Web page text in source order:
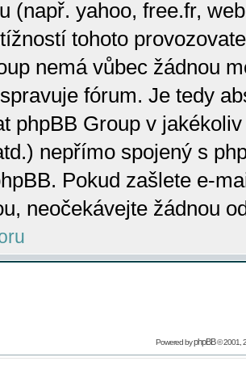
(např. yahoo, free.fr,
tohoto
nemá vůbec žádnou
fórum. Je tedy
phpBB Group v
nepřímo spojený s
Pokud zašlete e-
neočekávejte žádnou
Powered byphpBB© 2001,